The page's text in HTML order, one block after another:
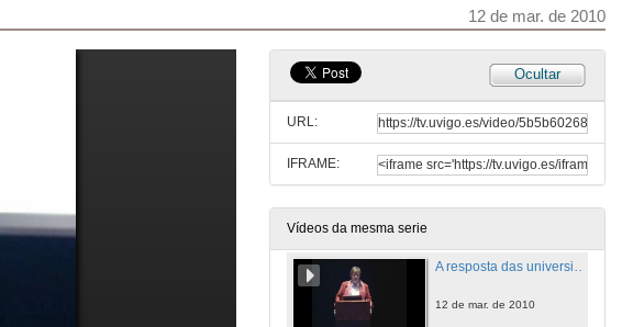
12 de mar. de 2010
Ocultar
URL:
IFRAME:
Vídeos da mesma serie
11 de mar. de 2010
Quenda de preguntas
Presentación
12 de mar. de 2010
A resposta das universidades á demanda de formación permanente
12 de mar. de 2010